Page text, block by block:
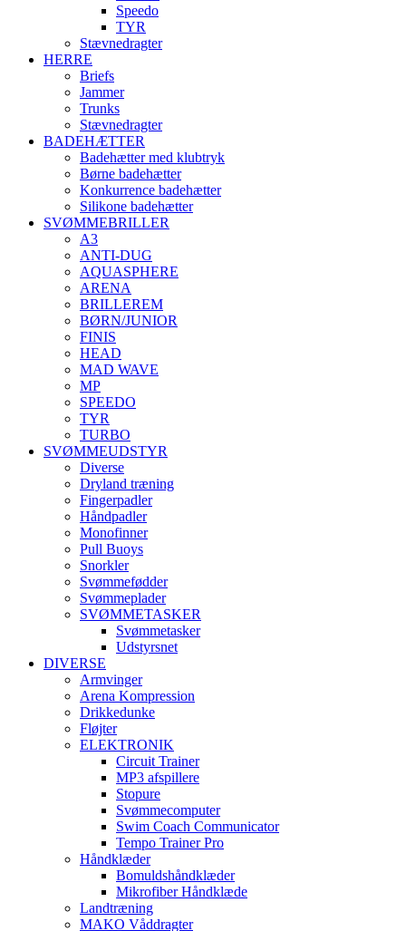
Speedo
TYR
Stævnedragter
HERRE
Briefs
Jammer
Trunks
Stævnedragter
BADEHÆTTER
Badehætter med klubtryk
Børne badehætter
Konkurrence badehætter
Silikone badehætter
SVØMMEBRILLER
A3
ANTI-DUG
AQUASPHERE
ARENA
BRILLEREM
BØRN/JUNIOR
FINIS
HEAD
MAD WAVE
MP
SPEEDO
TYR
TURBO
SVØMMEUDSTYR
Diverse
Dryland træning
Fingerpadler
Håndpadler
Monofinner
Pull Buoys
Snorkler
Svømmefødder
Svømmeplader
SVØMMETASKER
Svømmetasker
Udstyrsnet
DIVERSE
Armvinger
Arena Kompression
Drikkedunke
Fløjter
ELEKTRONIK
Circuit Trainer
MP3 afspillere
Stopure
Svømmecomputer
Swim Coach Communicator
Tempo Trainer Pro
Håndklæder
Bomuldshåndklæder
Mikrofiber Håndklæde
Landtræning
MAKO Våddragter